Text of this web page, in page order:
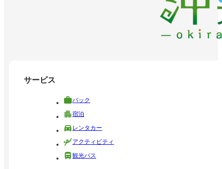
サービス
パック
宿泊
レンタカー
アクティビティ
観光バス